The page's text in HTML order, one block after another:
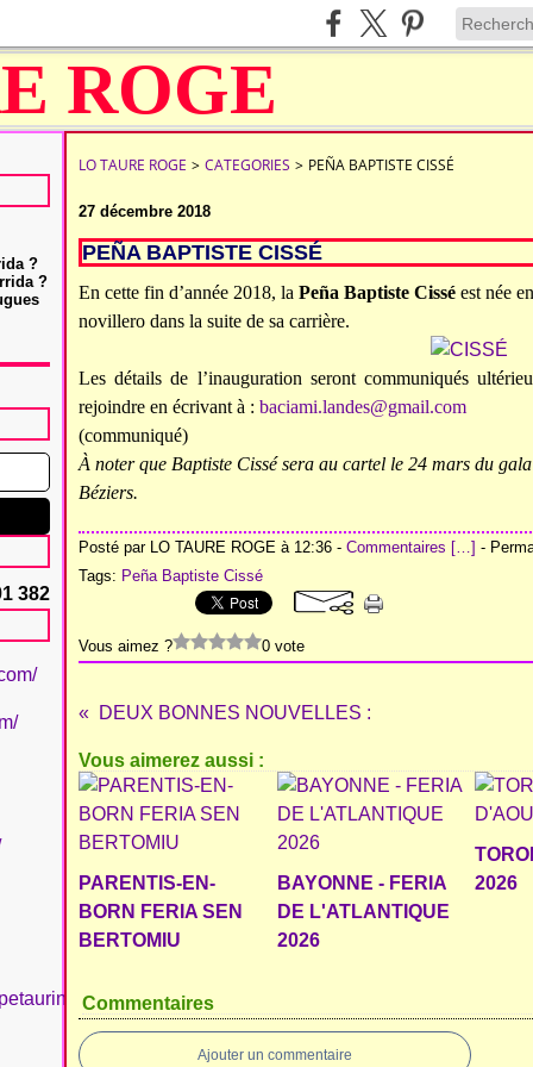
?
?
382
LO TAURE ROGE > CATEGORIES > PEÑA BAPTISTE CISSÉ
27 décembre 2018
PEÑA BAPTISTE CISSÉ
En cette fin d’année 2018, la Peña Baptiste Cissé est née
novillero dans la suite de sa carrière.
Les détails de l’inauguration seront communiqués
rejoindre en écrivant à : baciami.landes@gmail.com
(communiqué)
À noter que Baptiste Cissé sera au cartel le 24 mars du
Béziers.
Posté par LO TAURE ROGE à 12:36 - Commentaires […] -
Tags: Peña Baptiste Cissé
Vous aimez ? 0 vote
DEUX BONNES NOUVELLES :
Vous aimerez aussi :
PARENTIS-EN-
BORN FERIA SEN
BERTOMIU
BAYONNE - FERIA
DE L'ATLANTIQUE
2026
2026
Commentaires
Ajouter un commentaire